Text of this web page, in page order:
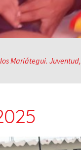
Mariátegui.